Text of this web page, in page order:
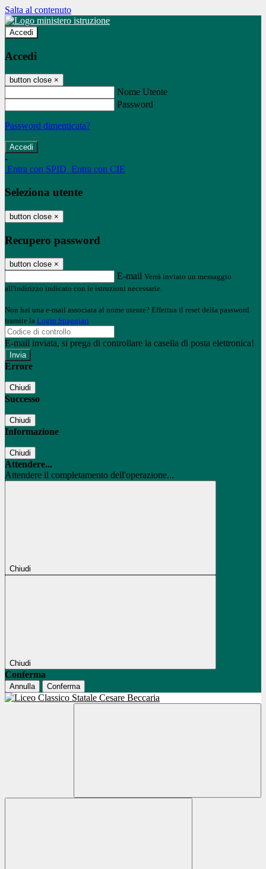
Salta al contenuto
Accedi
Accedi
button close ×
Nome Utente
Password
Password dimenticata?
-
Entra con SPID Entra con CIE
Seleziona utente
button close ×
Recupero password
button close ×
E-mail Verrà inviato un messaggio
all'indirizzo indicato con le istruzioni necessarie.
Non hai una e-mail associata al nome utente? Effettua il reset della password
tramite la Login Spaggiari
E-mail inviata, si prega di controllare la casella di posta elettronica!
Errore
Chiudi
Successo
Chiudi
Informazione
Chiudi
Attendere...
Attendere il completamento dell'operazione...
Chiudi
Chiudi
Conferma
Annulla Conferma